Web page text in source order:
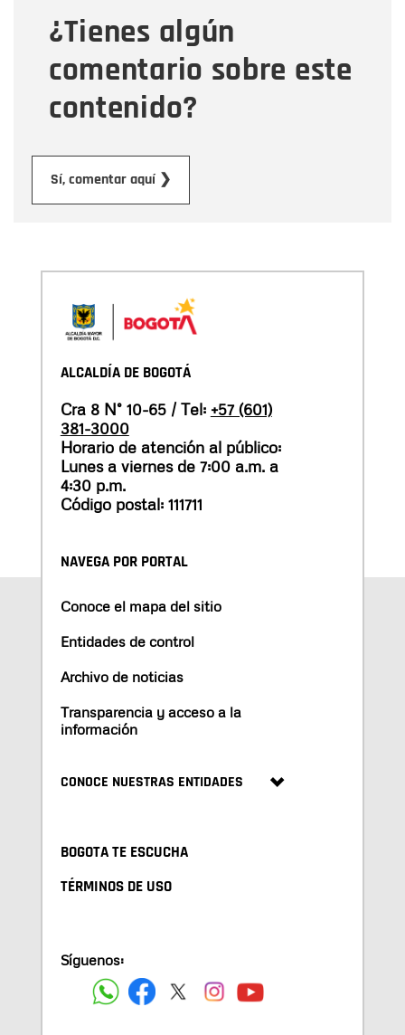
¿Tienes algún
comentario sobre este
contenido?
Sí, comentar aquí ❯
Mensaje
ALCALDÍA DE BOGOTÁ
Cra 8 N° 10-65 / Tel: +57 (601)
381-3000
Horario de atención al público:
Lunes a viernes de 7:00 a.m. a
4:30 p.m.
Código postal: 111711
NAVEGA POR PORTAL
Conoce el mapa del sitio
Entidades de control
Archivo de noticias
Transparencia y acceso a la
información
CONOCE NUESTRAS ENTIDADES
BOGOTA TE ESCUCHA
TÉRMINOS DE USO
Síguenos: